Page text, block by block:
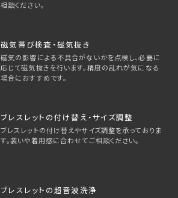
相談ください。
磁気帯び検査・磁気抜き
磁気の影響による不具合がないかを点検し、必要に
応じて磁気抜きを行います。精度の乱れが気になる
場合におすすめです。
ブレスレットの付け替え・サイズ調整
ブレスレットの付け替えやサイズ調整を承っておりま
す。装いや着用感に合わせてご相談ください。
ブレスレットの超音波洗浄